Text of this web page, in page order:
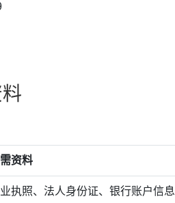
资料
执照、法人身份证、银行账户信息